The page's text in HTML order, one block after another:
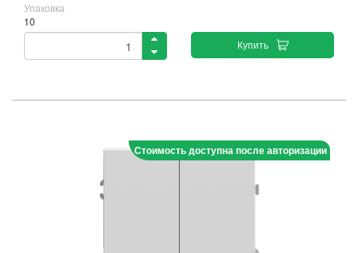
Упаковка
10
Купить
Стоимость доступна после авторизации